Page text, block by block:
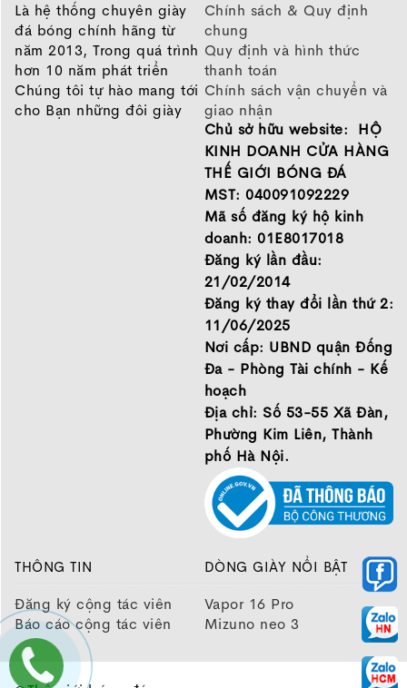
Là hệ thống chuyên giày
đá bóng chính hãng từ
năm 2013, Trong quá trình
hơn 10 năm phát triển
Chúng tôi tự hào mang tới
cho Bạn những đôi giày
Chính sách & Quy định
chung
Quy định và hình thức
thanh toán
Chính sách vận chuyển và
giao nhận
Chính sách bảo hành
Chính sách bảo mật thông
tin
Chủ sở hữu website: HỘ
KINH DOANH CỬA HÀNG
THẾ GIỚI BÓNG ĐÁ
MST: 040091092229
Mã số đăng ký hộ kinh
doanh: 01E8017018
Đăng ký lần đầu:
21/02/2014
Đăng ký thay đổi lần thứ 2:
11/06/2025
Nơi cấp: UBND quận Đống
Đa - Phòng Tài chính - Kế
hoạch
Địa chỉ: Số 53-55 Xã Đàn,
Phường Kim Liên, Thành
phố Hà Nội.
THÔNG TIN
Đăng ký cộng tác viên
Báo cáo cộng tác viên
DÒNG GIÀY NỔI BẬT
Vapor 16 Pro
Mizuno neo 3